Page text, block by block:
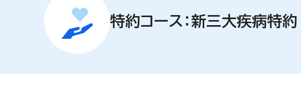
特約コース：新三大疾病特約